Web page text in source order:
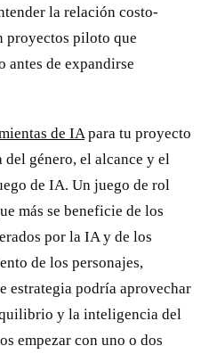
la relación costo-
proyectos piloto que
antes de expandirse
de IApara tu proyecto
del género, el alcance y el
de IA. Un juego de rol
más se beneficie de los
por la IA y de los
de los personajes,
estrategia podría aprovechar
y la inteligencia del
empezar con uno o dos